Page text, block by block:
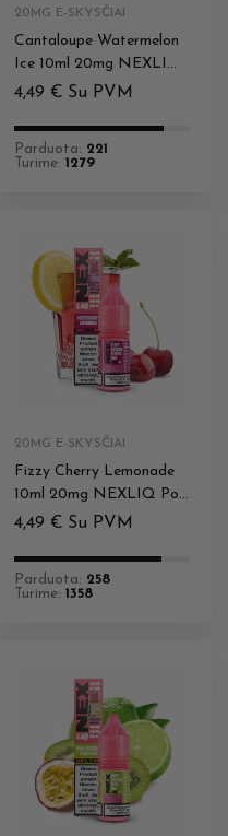
20MG E-SKYSČIAI
Cantaloupe Watermelon
Ice 10ml 20mg NEXLIQ
Pod Salt
4,49 € Su PVM
Parduota: 221
Turime: 1279
20MG E-SKYSČIAI
Fizzy Cherry Lemonade
10ml 20mg NEXLIQ Pod
Salt
4,49 € Su PVM
Parduota: 258
Turime: 1358